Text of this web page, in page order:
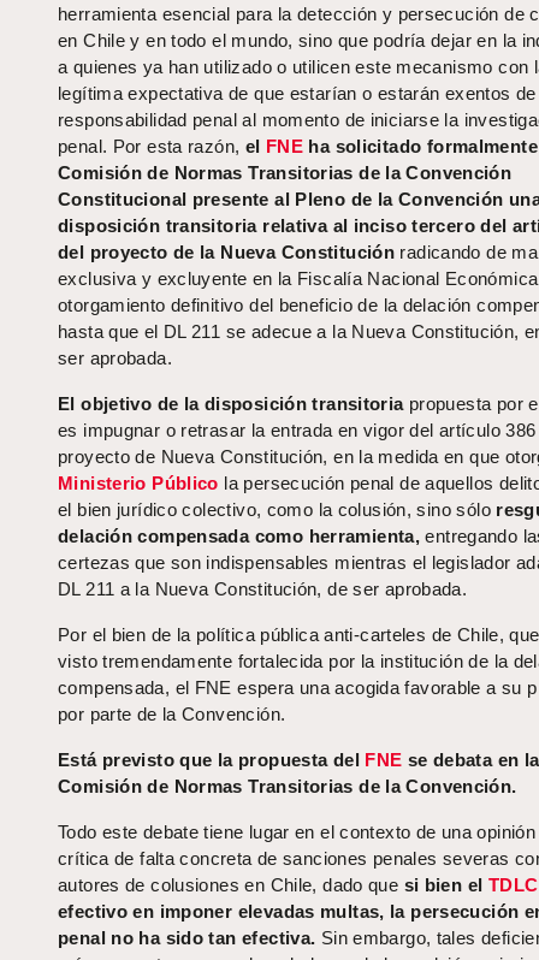
herramienta esencial para la detección y persecución de
en Chile y en todo el mundo, sino que podría dejar en la
a quienes ya han utilizado o utilicen este mecanismo con
legítima expectativa de que estarían o estarán exentos de
responsabilidad penal al momento de iniciarse la
penal. Por esta razón, el FNE ha solicitado
Comisión de Normas Transitorias de la Convención
Constitucional presente al Pleno de la Convención
disposición transitoria relativa al inciso tercero del
del proyecto de la Nueva Constitución radicando de
exclusiva y excluyente en la Fiscalía Nacional
otorgamiento definitivo del beneficio de la delación
hasta que el DL 211 se adecue a la Nueva Constitución,
ser aprobada.
El objetivo de la disposición transitoriapropuesta por
es impugnar o retrasar la entrada en vigor del artículo
proyecto de Nueva Constitución, en la medida en que
Ministerio Público la persecución penal de aquellos
el bien jurídico colectivo, como la colusión, sino sólo
delación compensada como herramienta,entregando
certezas que son indispensables mientras el legislador
DL 211 a la Nueva Constitución, de ser aprobada.
Por el bien de la política pública anti-carteles de Chile,
visto tremendamente fortalecida por la institución de la
compensada, el FNE espera una acogida favorable a su
por parte de la Convención.
Está previsto que la propuesta del FNE se debata en la
Comisión de Normas Transitorias de la Convención.
Todo este debate tiene lugar en el contexto de una
crítica de falta concreta de sanciones penales severas
autores de colusiones en Chile, dado que si bien el TDLC
efectivo en imponer elevadas multas, la persecución
penal no ha sido tan efectiva. Sin embargo, tales